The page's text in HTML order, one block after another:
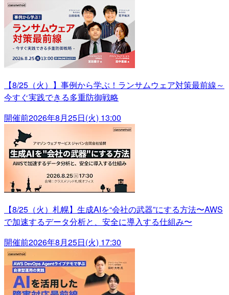
【8/25（火）】事例から学ぶ！ランサムウェア対策最前線～
今すぐ実践できる多重防御戦略
開催前2026年8月25日(火) 13:00
【8/25（火）札幌】生成AIを“会社の武器”にする方法〜AWS
で加速するデータ分析と、安全に導入する仕組み〜
開催前2026年8月25日(火) 17:30